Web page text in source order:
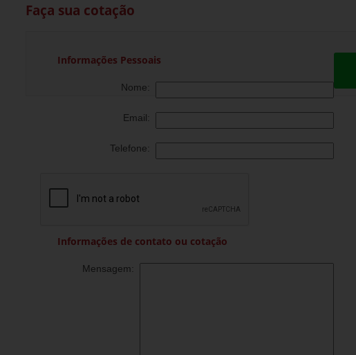
Faça sua cotação
Informações Pessoais
Nome:
Email:
Telefone:
Informações de contato ou cotação
Mensagem: